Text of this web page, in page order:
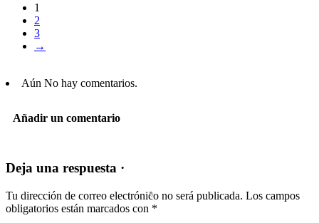
1
2
3
→
Aún No hay comentarios.
Añadir un comentario
Deja una respuesta ·
Tu dirección de correo electrónico no será publicada. Los campos
obligatorios están marcados con *